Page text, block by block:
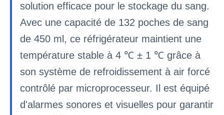
solution efficace pour le stockage du sang.
Avec une capacité de 132 poches de sang
de 450 ml, ce réfrigérateur maintient une
température stable à 4 ℃ ± 1 ℃ grâce à
son système de refroidissement à air forcé
contrôlé par microprocesseur. Il est équipé
d'alarmes sonores et visuelles pour garantir